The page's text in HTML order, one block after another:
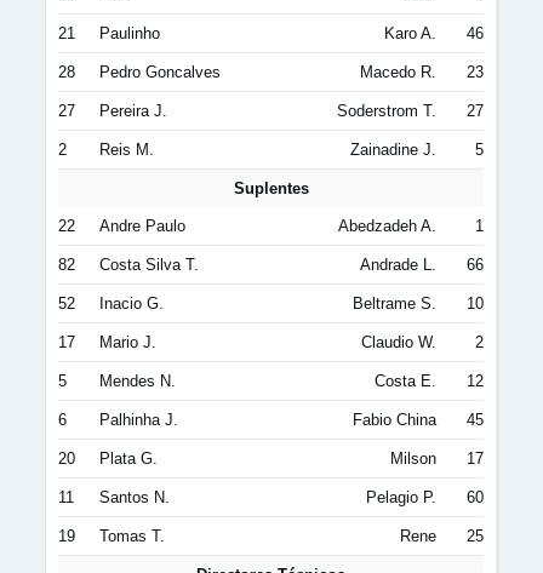
21 Paulinho Karo A. 46
28 Pedro Goncalves Macedo R. 23
27 Pereira J. Soderstrom T. 27
2 Reis M. Zainadine J. 5
Suplentes
22 Andre Paulo Abedzadeh A. 1
82 Costa Silva T. Andrade L. 66
52 Inacio G. Beltrame S. 10
17 Mario J. Claudio W. 2
5 Mendes N. Costa E. 12
6 Palhinha J. Fabio China 45
20 Plata G. Milson 17
11 Santos N. Pelagio P. 60
19 Tomas T. Rene 25